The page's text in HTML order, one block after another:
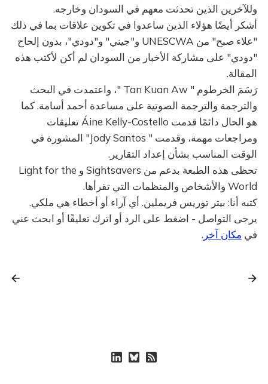
وللآخرين الذين تحدثت معهم في السودان وخارجه.
أشكر أيضًا هؤلاء الذين ساعدوا في تكوين علاقات بما في ذلك
"علاء صبح" من UNESCWA و"جيني" و"دودي"، بدون إلحاح
"دودي" على مشاركة الأخبار من السودان لم أكن لأكتب هذه
المقالة.
رَسَمَ الخرطوم " Tan Kuan Aw "، واعتمدت في البحث
والترجمة والترجمة الصوتية على مساعدة أحمد أسامة. كما
هو الحال دائمًا قدمت Áine Kelly-Costello تعليقات
ومراجعات مهمة، وقدمت " Jody Santos" المشورة في
الوقت المناسب بشأن إعداد التقارير.
تحظى هذه الطبعة بدعم من Sightsavers و Light for the
World والأشخاص والمنظمات التي تقرأها.
كتبه أنا: بيتر توريس فريملين. أي آراء أو أخطاء هي ملكي.
يرجى التواصل - اضغط على الرد أو اترك تعليقًا أو ابحث عني
في مكان آخر .